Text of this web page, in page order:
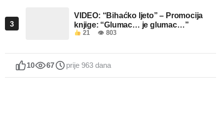
3
VIDEO: “Bihaćko ljeto” – Promocija
knjige: “Glumac… je glumac…”
21 👁 803
10 67 prije 963 dana